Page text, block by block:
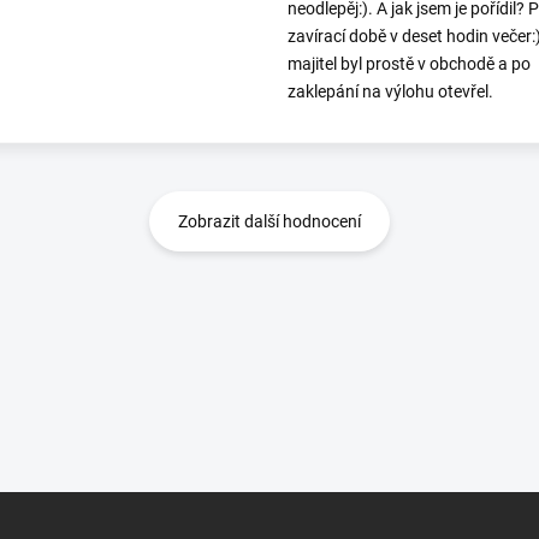
neodlepěj:). A jak jsem je pořídil?
zavírací době v deset hodin
majitel byl prostě v obchodě a po
zaklepání na výlohu otevřel.
Zobrazit další hodnocení